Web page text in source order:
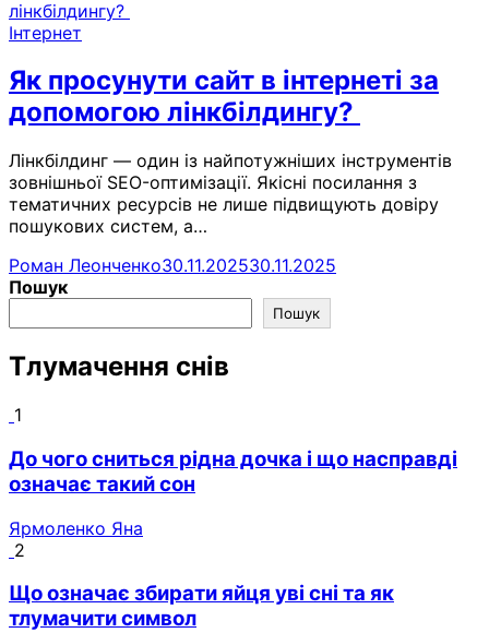
Інтернет
Як просунути сайт в інтернеті за
допомогою лінкбілдингу?
Лінкбілдинг — один із найпотужніших інструментів
зовнішньої SEO-оптимізації. Якісні посилання з
тематичних ресурсів не лише підвищують довіру
пошукових систем, а…
Роман Леонченко30.11.202530.11.2025
Пошук
Пошук
Тлумачення снів
1
До чого сниться рідна дочка і що насправді
означає такий сон
Ярмоленко Яна
2
Що означає збирати яйця уві сні та як
тлумачити символ